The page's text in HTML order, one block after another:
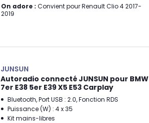
On adore : Convient pour Renault Clio 4 2017-
2019
JUNSUN
Autoradio connecté JUNSUN pour BMW
7er E38 5er E39 X5 E53 Carplay
Bluetooth, Port USB : 2.0, Fonction RDS
Puissance (W) : 4 x 35
Kit mains-libres